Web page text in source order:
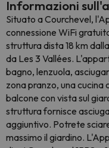
Informazioni
Situato a Courchevel,
connessione WiFi
struttura dista 18 km
da Les 3 Vallées.
bagno, lenzuola,
zona pranzo, una
balcone con vista sul
struttura fornisce
aggiuntivo. Potrete
massimo il giardino.